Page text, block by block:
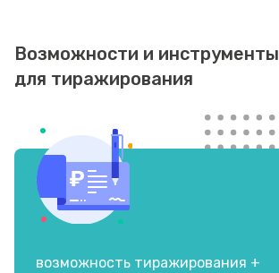
Возможности и инструменты
для тиражирования
возможность тиражирования +